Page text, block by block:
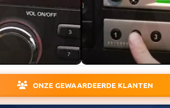
ONZE GEWAARDEERDE KLANTEN